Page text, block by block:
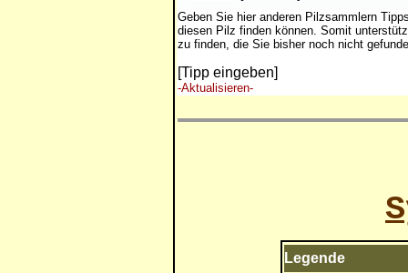
Geben Sie hier anderen Pilzsammlern
diesen Pilz finden können. Somit
zu finden, die Sie bisher noch nicht
[Tipp eingeben]
-Aktualisieren-
Legende